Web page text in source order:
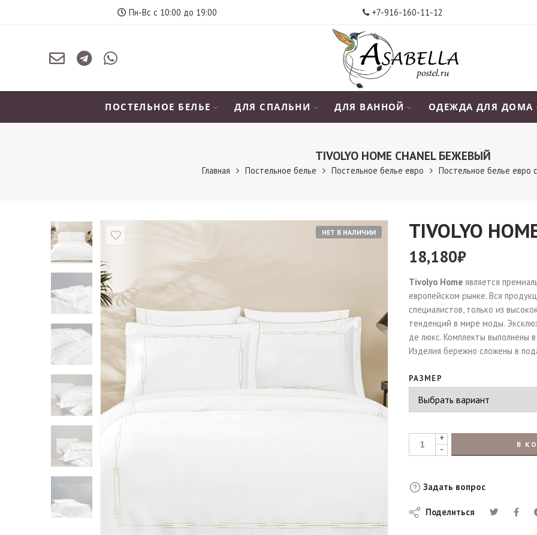
Пн-Вс с 10:00 до 19:00 +7-916-160-11-12
ПОСТЕЛЬНОЕ БЕЛЬЕ ДЛЯ СПАЛЬНИ ДЛЯ ВАННОЙ ОДЕЖДА ДЛЯ ДОМА
TIVOLYO HOME CHANEL БЕЖЕВЫЙ
Главная Постельное белье Постельное белье евро Постельное белье евро
НЕТ В НАЛИЧИИ TIVOLYO
18,180₽
Tivolyo Home является
европейском рынке. Вся
специалистов, только из
тенденций в мире моды.
де люкс. Комплекты выполнены
Изделия бережно сложены в
РАЗМЕР
+
-
В
Задать вопрос
Поделиться